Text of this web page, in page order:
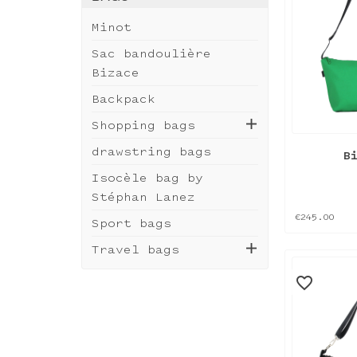
Minot
Sac bandoulière
Bizace
Backpack
Shopping bags
drawstring bags
Isocèle bag by
Stéphan Lanez
Sport bags
Travel bags
€245.00
favorite_border